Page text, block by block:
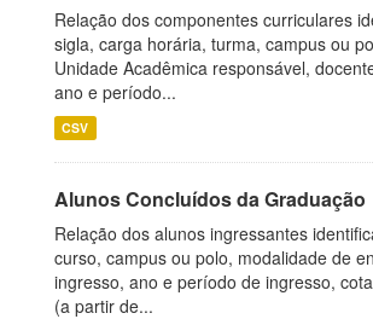
Relação dos componentes curriculares
sigla, carga horária, turma, campus ou
Unidade Acadêmica responsável,
ano e período...
CSV
Alunos Concluídos da Graduação
Relação dos alunos ingressantes
curso, campus ou polo, modalidade de
ingresso, ano e período de ingresso,
(a partir de...